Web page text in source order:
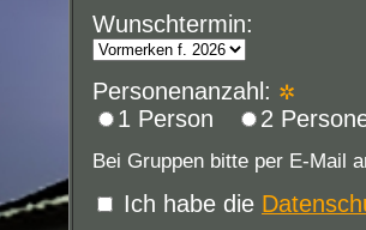
Wunschtermin:
Personenanzahl: ✲
1 Person 2
Bei Gruppen bitte per E-Mail
Ich habe die